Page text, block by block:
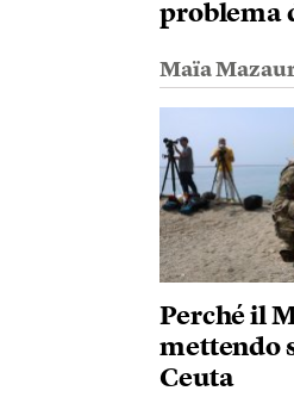
problema
Maïa
Perché il
mettendo
Ceuta